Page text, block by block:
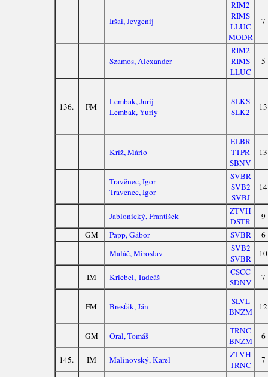
Iršai, Jevgenij
RIM2
RIMS
LLUC
MODR
7
Szamos, Alexander
RIM2
RIMS
LLUC
5
136. FM
Lembak, Jurij
Lembak, Yuriy
SLKS
SLK2
13
Kríž, Mário
ELBR
TTPR
SBNV
13
Travěnec, Igor
Travenec, Igor
SVBR
SVB2
SVBJ
14
Jablonický, František
ZTVH
DSTR
9
GM
Papp, Gábor SVBR
6
Maláč, Miroslav
SVB2
SVBR
10
IM Kriebel, Tadeáš
CSCC
SDNV
7
FM Bresťák, Ján
SLVL
BNZM
12
GM Oral, Tomáš
TRNC
BNZM
6
145. IM Malinovský, Karel
ZTVH
TRNC
7